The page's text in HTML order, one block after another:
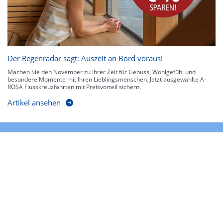
Der Regenradar sagt: Auszeit an Bord voraus!
Machen Sie den November zu Ihrer Zeit für Genuss, Wohlgefühl und
besondere Momente mit Ihren Lieblingsmenschen. Jetzt ausgewählte A-
ROSA Flusskreuzfahrten mit Preisvorteil sichern.
Artikel ansehen